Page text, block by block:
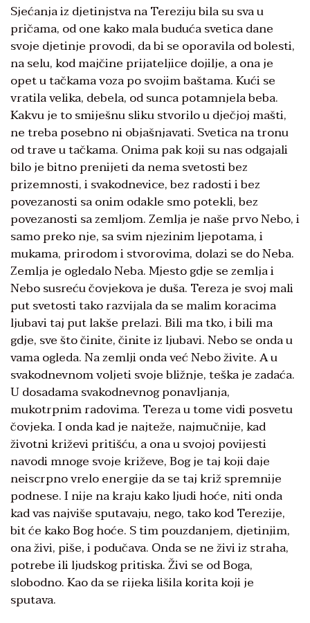
Sjećanja iz djetinjstva na Tereziju bila su sva u
pričama, od one kako mala buduća svetica dane
svoje djetinje provodi, da bi se oporavila od bolesti,
na selu, kod majčine prijateljice dojilje, a ona je
opet u tačkama voza po svojim baštama. Kući se
vratila velika, debela, od sunca potamnjela beba.
Kakvu je to smiješnu sliku stvorilo u dječjoj mašti,
ne treba posebno ni objašnjavati. Svetica na tronu
od trave u tačkama. Onima pak koji su nas odgajali
bilo je bitno prenijeti da nema svetosti bez
prizemnosti, i svakodnevice, bez radosti i bez
povezanosti sa onim odakle smo potekli, bez
povezanosti sa zemljom. Zemlja je naše prvo Nebo, i
samo preko nje, sa svim njezinim ljepotama, i
mukama, prirodom i stvorovima, dolazi se do Neba.
Zemlja je ogledalo Neba. Mjesto gdje se zemlja i
Nebo susreću čovjekova je duša. Tereza je svoj mali
put svetosti tako razvijala da se malim koracima
ljubavi taj put lakše prelazi. Bili ma tko, i bili ma
gdje, sve što činite, činite iz ljubavi. Nebo se onda u
vama ogleda. Na zemlji onda već Nebo živite. A u
svakodnevnom voljeti svoje bližnje, teška je zadaća.
U dosadama svakodnevnog ponavljanja,
mukotrpnim radovima. Tereza u tome vidi posvetu
čovjeka. I onda kad je najteže, najmučnije, kad
životni križevi pritišću, a ona u svojoj povijesti
navodi mnoge svoje križeve, Bog je taj koji daje
neiscrpno vrelo energije da se taj križ spremnije
podnese. I nije na kraju kako ljudi hoće, niti onda
kad vas najviše sputavaju, nego, tako kod Terezije,
bit će kako Bog hoće. S tim pouzdanjem, djetinjim,
ona živi, piše, i podučava. Onda se ne živi iz straha,
potrebe ili ljudskog pritiska. Živi se od Boga,
slobodno. Kao da se rijeka lišila korita koji je
sputava.